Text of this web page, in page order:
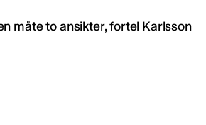
måte to ansikter, fortel Karlsson